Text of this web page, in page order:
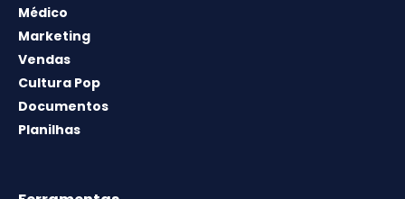
Médico
Marketing
Vendas
Cultura Pop
Documentos
Planilhas